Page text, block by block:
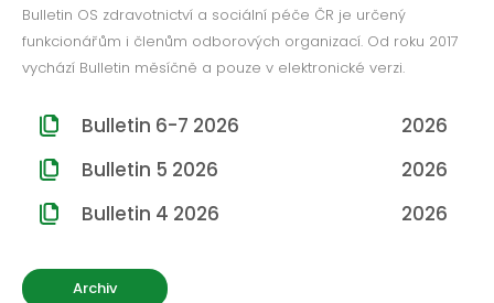
Bulletin OS zdravotnictví a sociální péče ČR je určený
funkcionářům i členům odborových organizací. Od roku 2017
vychází Bulletin měsíčně a pouze v elektronické verzi.
Bulletin 6-7 2026
2026
Bulletin 5 2026
2026
Bulletin 4 2026
2026
Archiv